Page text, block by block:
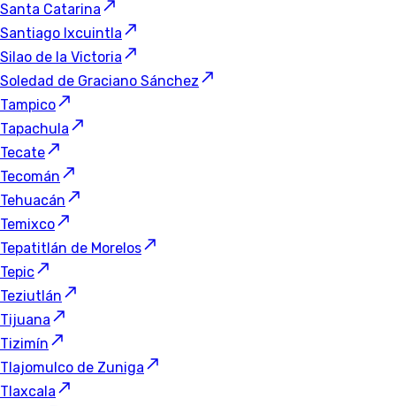
Santa Catarina
Santiago Ixcuintla
Silao de la Victoria
Soledad de Graciano Sánchez
Tampico
Tapachula
Tecate
Tecomán
Tehuacán
Temixco
Tepatitlán de Morelos
Tepic
Teziutlán
Tijuana
Tizimín
Tlajomulco de Zuniga
Tlaxcala